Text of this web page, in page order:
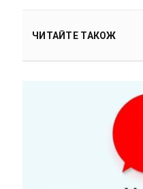
ЧИТАЙТЕ ТАКОЖ